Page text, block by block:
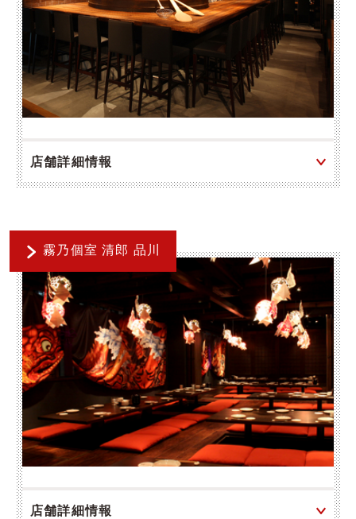
店舗詳細情報
霧乃個室 清郎 品川
店舗詳細情報